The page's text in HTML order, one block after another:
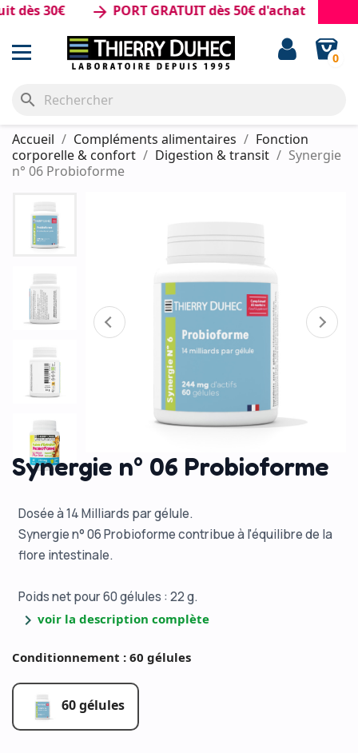
30€ arrow_forward PORT GRATUIT dès 50€ d'achat
0
search
Accueil Compléments alimentaires
Fonction
corporelle & confort
Digestion & transit
Synergie
n° 06 Probioforme
Synergie n° 06 Probioforme
Dosée à 14 Milliards par gélule.
Synergie n° 06 Probioforme contribue à l'équilibre de la
flore intestinale.
Poids net pour 60 gélules : 22 g.
chevron_right voir la description complète
Conditionnement : 60 gélules
60 gélules